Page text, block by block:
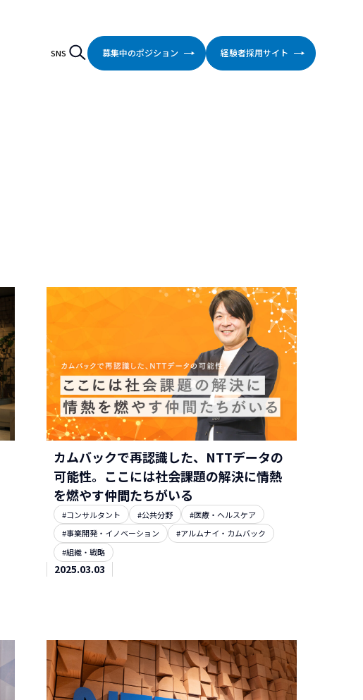
SNS 検索
Search
募集中のポジション 経験者採用サイト
カムバックで再認識した、NTTデータの
可能性。ここには社会課題の解決に情熱
を燃やす仲間たちがいる
#コンサルタント #公共分野
#医療・ヘルスケア
#事業開発・イノベーション
#アルムナイ・カムバック
#組織・戦略
2025.03.03